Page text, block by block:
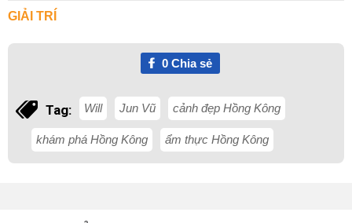
GIẢI TRÍ
0Chia sẻ
Tag: Will Jun Vũ cảnh đẹp Hồng Kông
khám phá Hồng Kông ẩm thực Hồng Kông